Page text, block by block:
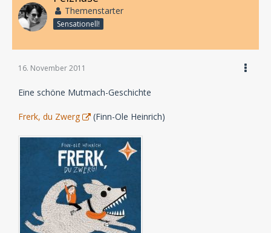
Themenstarter
Sensationell!
16. November 2011
Eine schöne Mutmach-Geschichte
Frerk, du Zwerg (Finn-Ole Heinrich)